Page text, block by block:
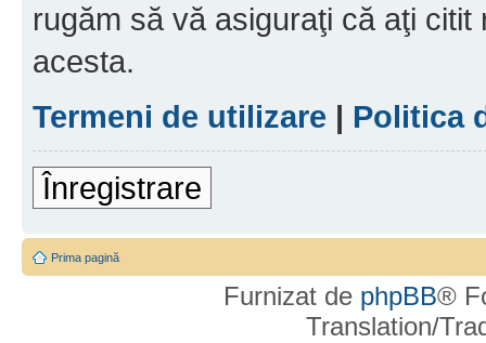
rugăm să vă asiguraţi că aţi
acesta.
Termeni de utilizare | Politica
Înregistrare
Prima pagină
Furnizat de phpBB®
Translation/